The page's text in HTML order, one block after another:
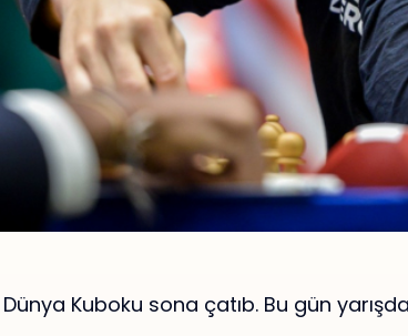
Kuboku sona çatıb. Bu gün